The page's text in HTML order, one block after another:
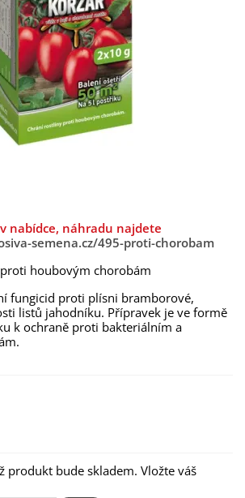
nabídce, náhradu najdete
semena.cz/495-proti-chorobam
houbovým chorobám
fungicid proti plísni bramborové,
listů jahodníku. Přípravek je ve formě
k ochraně proti bakteriálním a
produkt bude skladem. Vložte váš